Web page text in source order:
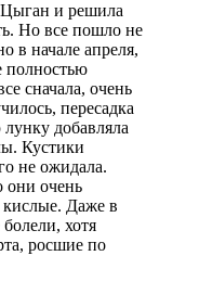
Цыган и решила
Но все пошло не
в начале апреля,
полностью
сначала, очень
пересадка
добавляла
Кустики
не ожидала.
они очень
кислые. Даже в
хотя
росшие по